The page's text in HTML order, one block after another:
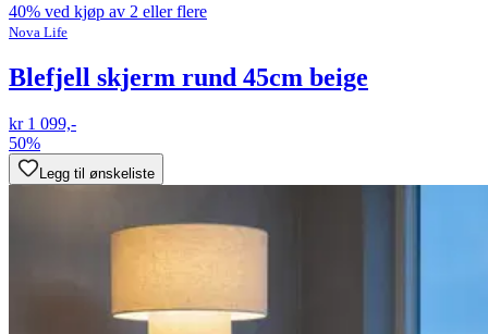
40% ved kjøp av 2 eller flere
Nova Life
Blefjell skjerm rund 45cm beige
kr 1 099,-
50%
Legg til ønskeliste